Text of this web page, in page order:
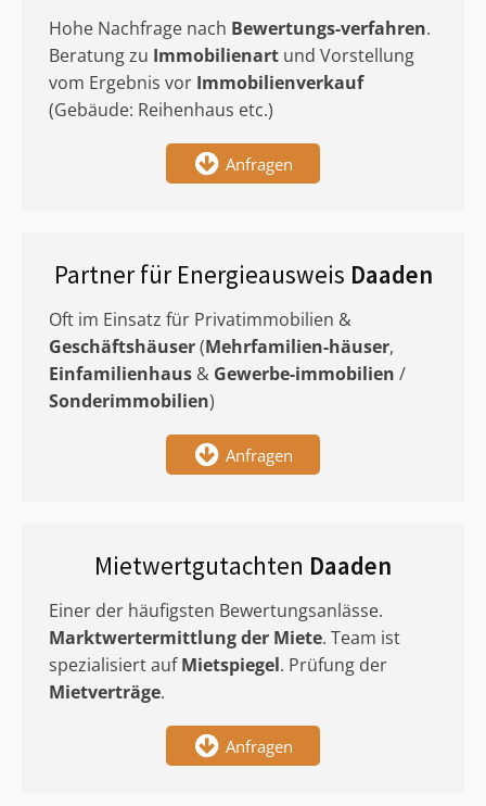
Hohe Nachfrage nach Bewertungs-verfahren.
Beratung zu Immobilienart und Vorstellung
vom Ergebnis vor Immobilienverkauf
(Gebäude: Reihenhaus etc.)
Anfragen
Partner für Energieausweis Daaden
Oft im Einsatz für Privatimmobilien &
Geschäftshäuser(Mehrfamilien-häuser,
Einfamilienhaus & Gewerbe-immobilien /
Sonderimmobilien)
Anfragen
Mietwertgutachten Daaden
Einer der häufigsten Bewertungsanlässe.
Marktwertermittlungder Miete. Team ist
spezialisiert aufMietspiegel. Prüfung der
Mietverträge.
Anfragen